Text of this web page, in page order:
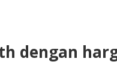
dengan